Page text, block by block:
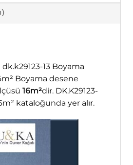
13 Boyama
Boyama desene
16m²dir. DK.K29123-
kataloğunda yer alır.